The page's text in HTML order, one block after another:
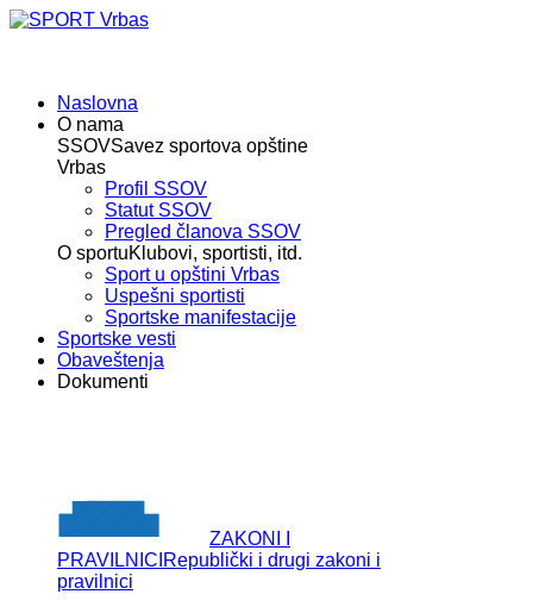
Naslovna
O nama
SSOVSavez sportova opštine
Vrbas
Profil SSOV
Statut SSOV
Pregled članova SSOV
O sportuKlubovi, sportisti, itd.
Sport u opštini Vrbas
Uspešni sportisti
Sportske manifestacije
Sportske vesti
Obaveštenja
Dokumenti
ZAKONI I
PRAVILNICI Republički i drugi zakoni i
pravilnici